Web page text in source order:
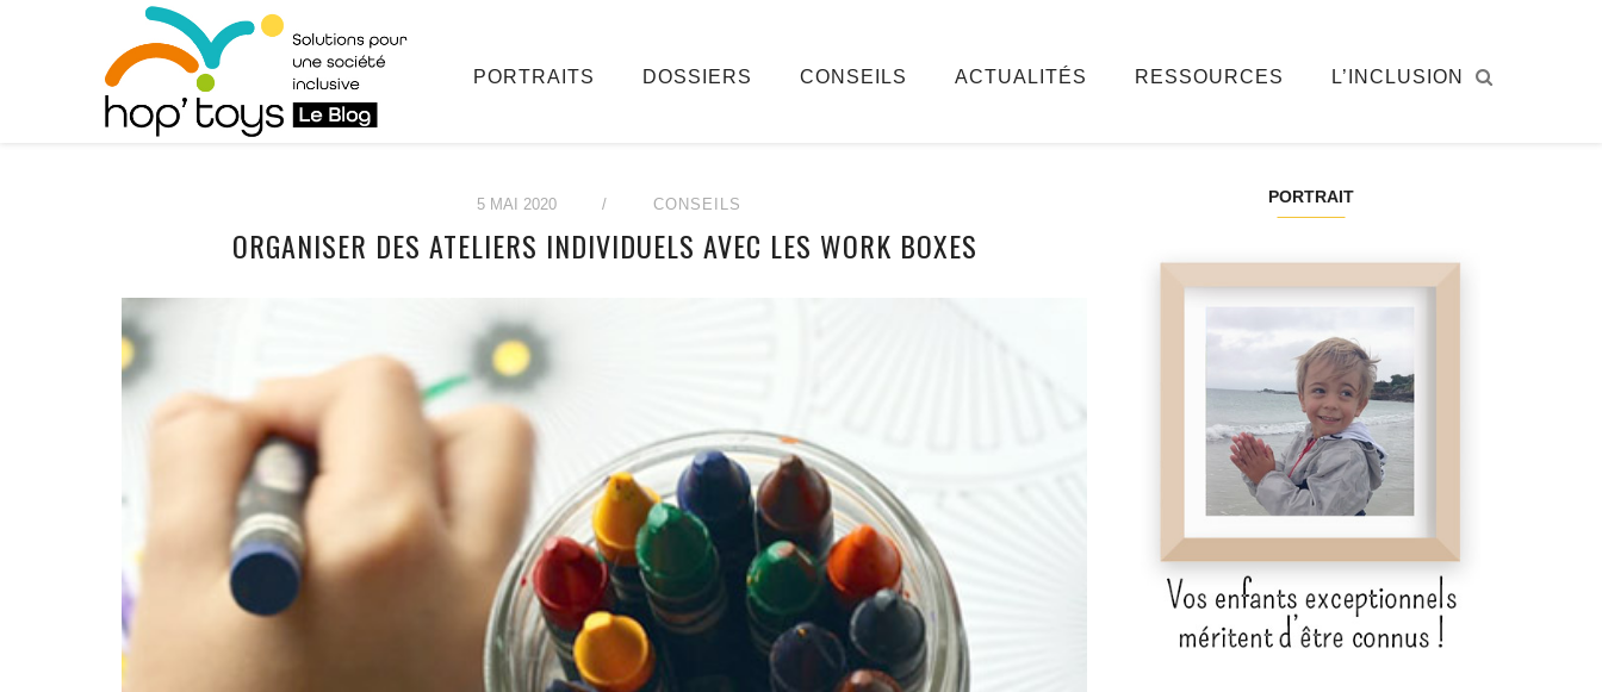
PORTRAITS DOSSIERS CONSEILS ACTUALITÉS RESSOURCES L’INCLUSION
5 MAI 2020 / CONSEILS
ORGANISER DES ATELIERS INDIVIDUELS AVEC LES WORK BOXES
PORTRAIT